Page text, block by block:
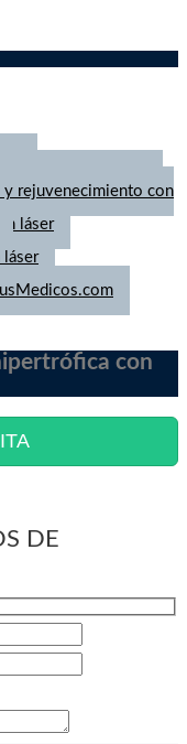
y rejuvenecimiento con
láser
láser
con
DE